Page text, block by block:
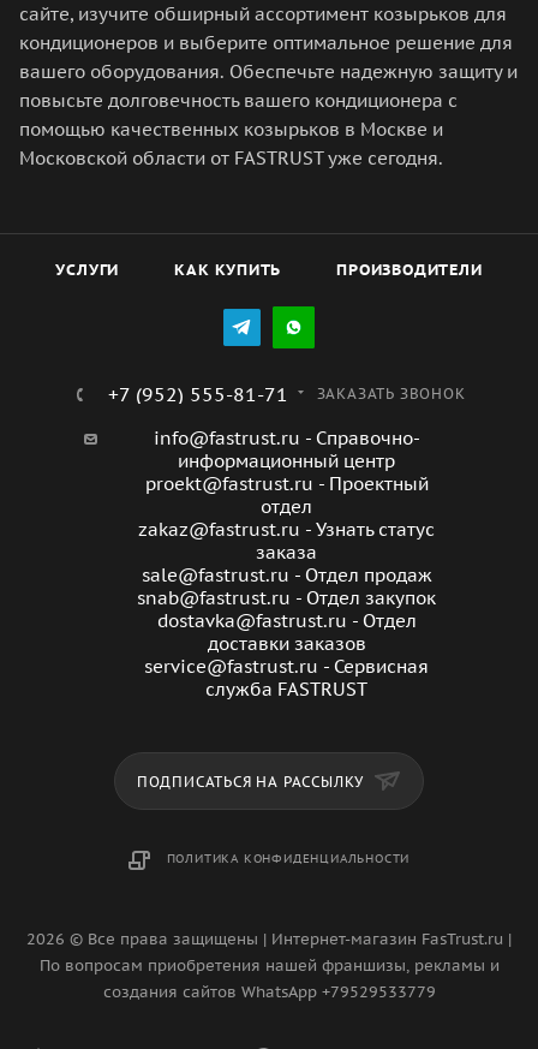
сайте, изучите обширный ассортимент козырьков для
кондиционеров и выберите оптимальное решение для
вашего оборудования. Обеспечьте надежную защиту и
повысьте долговечность вашего кондиционера с
помощью качественных козырьков в Москве и
Московской области от FASTRUST уже сегодня.
УСЛУГИ КАК КУПИТЬ ПРОИЗВОДИТЕЛИ
+7 (952) 555-81-71 ЗАКАЗАТЬ ЗВОНОК
info@fastrust.ru - Справочно-
информационный центр
proekt@fastrust.ru - Проектный
отдел
zakaz@fastrust.ru - Узнать статус
заказа
sale@fastrust.ru - Отдел продаж
snab@fastrust.ru - Отдел закупок
dostavka@fastrust.ru - Отдел
доставки заказов
service@fastrust.ru - Сервисная
служба FASTRUST
ПОДПИСАТЬСЯ НА РАССЫЛКУ
ПОЛИТИКА КОНФИДЕНЦИАЛЬНОСТИ
2026 © Все права защищены | Интернет-магазин FasTrust.ru |
По вопросам приобретения нашей франшизы, рекламы и
создания сайтов WhatsApp +79529533779